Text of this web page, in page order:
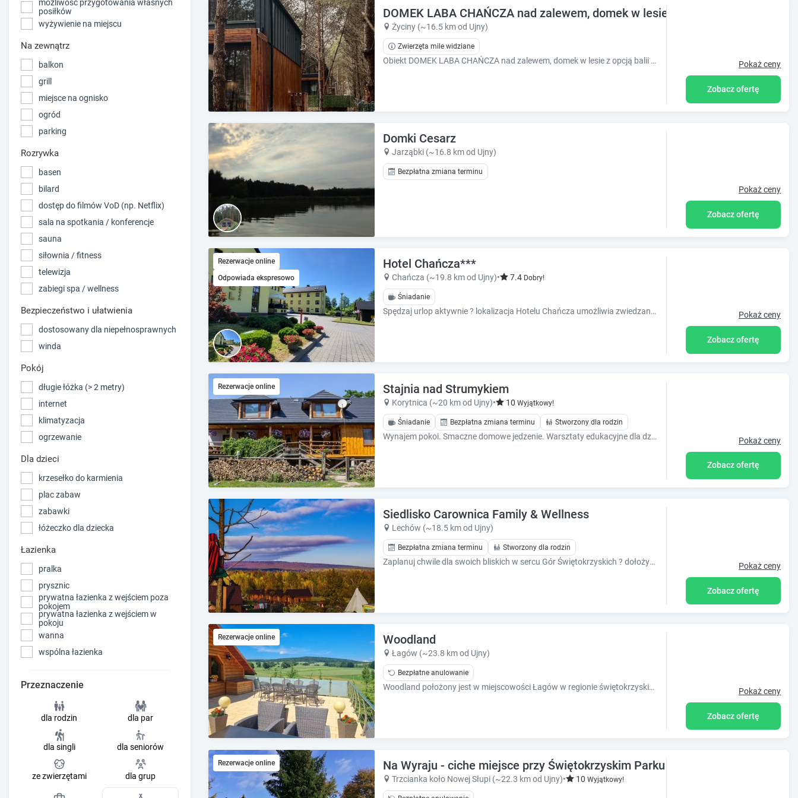
e
.
P
e
t
h
e
u
s
t
a
k
k
e
y
t
o
g
e
t
h
e
k
e
y
b
o
a
d
s
h
o
r
t
c
u
t
f
o
r
c
h
a
n
g
i
g
d
a
t
e
.
P
r
e
q
u
s
r
e
y
h
e
k
e
d
s
h
o
r
o
r
c
h
d
a
t
możliwość przygotowania własnych
posiłków
wyżywienie na miejscu
Na zewnątrz
balkon
grill
miejsce na ognisko
ogród
parking
Rozrywka
basen
bilard
dostęp do filmów VoD (np. Netflix)
sala na spotkania / konferencje
sauna
siłownia / fitness
telewizja
zabiegi spa / wellness
Bezpieczeństwo i ułatwienia
dostosowany dla niepełnosprawnych
winda
Pokój
długie łóżka (> 2 metry)
internet
klimatyzacja
ogrzewanie
Dla dzieci
krzesełko do karmienia
plac zabaw
zabawki
łóżeczko dla dziecka
Łazienka
pralka
prysznic
prywatna łazienka z wejściem poza
pokojem
prywatna łazienka z wejściem w
pokoju
wanna
wspólna łazienka
Przeznaczenie
dla rodzin dla par
dla singli dla seniorów
ze zwierzętami dla grup
DOMEK LABA CHAŃCZA nad zalewem, domek w lesie z opcją balii NA
Życiny (~16.5 km od Ujny)
Zwierzęta mile widziane
Obiekt DOMEK LABA CHAŃCZA nad zalewem, domek w lesie z opcją balii NA WYŁĄCZNOŚĆ, ANTRESOLA oferuje bezpłatne Wi-Fi oraz widok na ogród. Poło Pokaż ceny
Zobacz ofertę
Domki Cesarz
Jarząbki (~16.8 km od Ujny)
Bezpłatna zmiana terminu
Pokaż ceny
Zobacz ofertę
Rezerwacje online
Odpowiada ekspresowo
Hotel Chańcza***
Chańcza (~19.8 km od Ujny)• 7.4 Dobry!
Śniadanie
Spędzaj urlop aktywnie ? lokalizacja Hotelu Chańcza umożliwia zwiedzanie okolicznych atrakcji turystycznych w szybki i łatwy sposób. Pokaż ceny
Zobacz ofertę
Rezerwacje online Stajnia nad Strumykiem
Korytnica (~20 km od Ujny)• 10 Wyjątkowy!
Śniadanie Bezpłatna zmiana terminu Stworzony dla rodzin
Wynajem pokoi. Smaczne domowe jedzenie. Warsztaty edukacyjne dla dzieci - konne. Jazdy konne- różny stopień zaawansowania. Imprezy okolicznościowe. Pokaż ceny
Zobacz ofertę
Siedlisko Carownica Family & Wellness
Lechów (~18.5 km od Ujny)
Bezpłatna zmiana terminu Stworzony dla rodzin
Zaplanuj chwile dla swoich bliskich w sercu Gór Świętokrzyskich ? dołożymy wszelkich starań, aby Twój pobyt był niezapomniany! Pokaż ceny
Zobacz ofertę
Rezerwacje online Woodland
Łagów (~23.8 km od Ujny)
Bezpłatne anulowanie
Woodland położony jest w miejscowości Łagów w regionie świętokrzyskie i oferuje bezpłatne WiFi, sprzęt do grillowania, taras. Pokaż ceny
Zobacz ofertę
Rezerwacje online Na Wyraju - ciche miejsce przy Świętokrzyskim Parku Narodowym
Trzcianka koło Nowej Słupi (~22.3 km od Ujny)• 10 Wyjątkowy!